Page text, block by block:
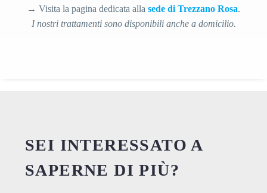
→ Visita la pagina dedicata alla sede di Trezzano Rosa.
I nostri trattamenti sono disponibili anche a domicilio.
SEI INTERESSATO A
SAPERNE DI PIÙ?